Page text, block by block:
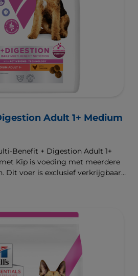
Adult 1+ Medium
Benefit + Digestion Adult 1+
Kip is voeding met meerdere
Dit voer is exclusief verkrijgbaar
van huisdieren voedt, voor een
nu en de toekomst.